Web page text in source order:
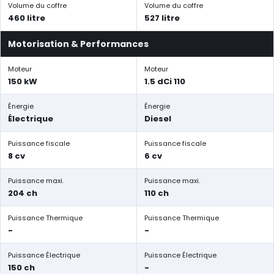
Volume du coffre
460 litre
Volume du coffre
527 litre
Motorisation & Performances
Moteur
150 kW
Moteur
1.5 dCi 110
Énergie
Électrique
Énergie
Diesel
Puissance fiscale
8 cv
Puissance fiscale
6 cv
Puissance maxi.
204 ch
Puissance maxi.
110 ch
Puissance Thermique
-
Puissance Thermique
-
Puissance Électrique
150 ch
Puissance Électrique
-